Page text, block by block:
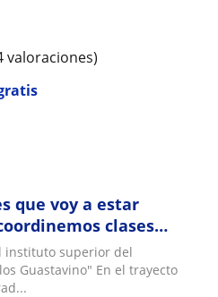
valoraciones)
que voy a estar
clases
a piano y guitarra
instituto superior del
Guastavino" En el trayecto